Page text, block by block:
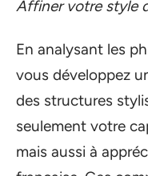
Affiner votre style
En analysant les
vous développez
des structures
seulement votre
mais aussi à